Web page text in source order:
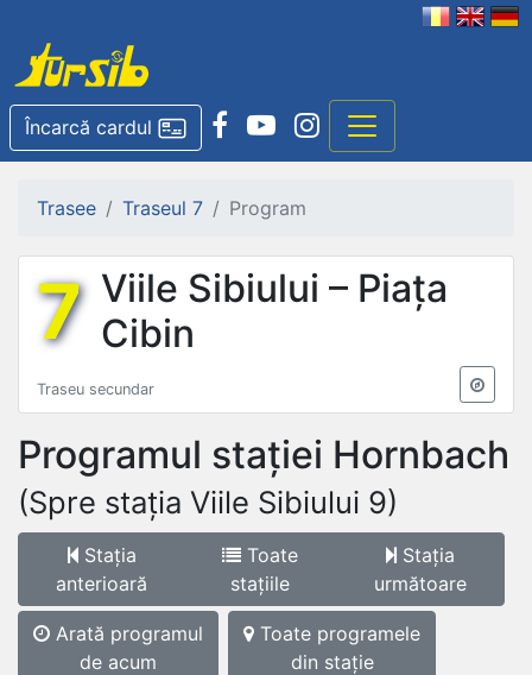
Încarcă cardul
Trasee Traseul 7 Program
7 Viile Sibiului – Piața
Cibin
Traseu secundar
Programul stației Hornbach
(Spre stația Viile Sibiului 9)
Stația
anterioară
Toate
stațiile
Stația
următoare
Arată programul
de acum
Toate programele
din stație